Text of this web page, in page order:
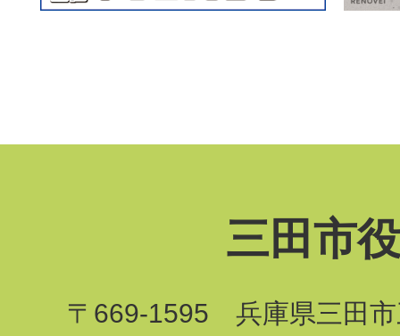
三田市
〒669-1595 兵庫県三田市